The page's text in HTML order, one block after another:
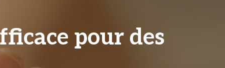
pour des